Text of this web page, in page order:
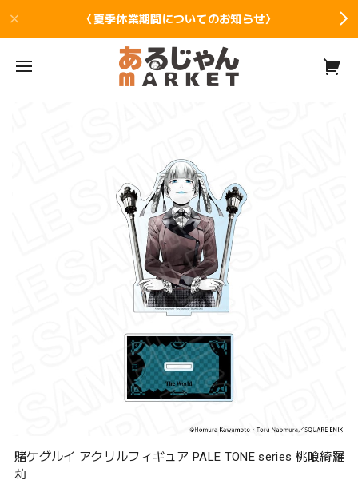
〈夏季休業期間についてのお知らせ〉
賭ケグルイ アクリルフィギュア PALE TONE series 桃喰綺羅
莉